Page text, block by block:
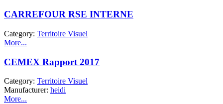
CARREFOUR RSE INTERNE
Category: Territoire Visuel
More...
CEMEX Rapport 2017
Category: Territoire Visuel
Manufacturer: heidi
More...